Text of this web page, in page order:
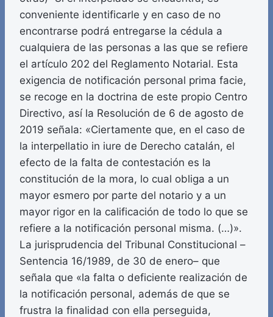
conveniente identificarle y en caso de no
encontrarse podrá entregarse la cédula a
cualquiera de las personas a las que se refiere
el artículo 202 del Reglamento Notarial. Esta
exigencia de notificación personal prima facie,
se recoge en la doctrina de este propio Centro
Directivo, así la Resolución de 6 de agosto de
2019 señala: «Ciertamente que, en el caso de
la interpellatio in iure de Derecho catalán, el
efecto de la falta de contestación es la
constitución de la mora, lo cual obliga a un
mayor esmero por parte del notario y a un
mayor rigor en la calificación de todo lo que se
refiere a la notificación personal misma. (…)».
La jurisprudencia del Tribunal Constitucional –
Sentencia 16/1989, de 30 de enero– que
señala que «la falta o deficiente realización de
la notificación personal, además de que se
frustra la finalidad con ella perseguida,